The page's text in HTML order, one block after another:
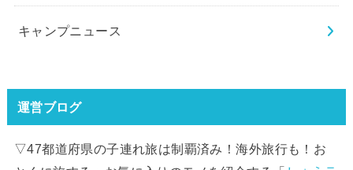
キャンプニュース
運営ブログ
▽47都道府県の子連れ旅は制覇済み！海外旅行も！お